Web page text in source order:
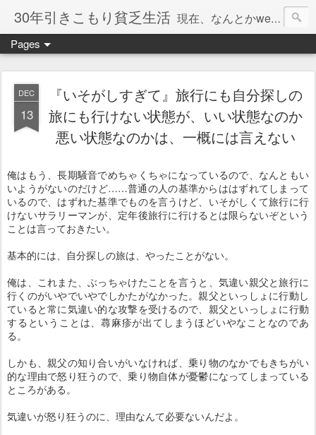
30年引きこもり貧乏生活 現在、なんとかweb系の仕事で食べています。このブログで扱う問題は「この世とはなにか」「人生とはなにか」「人間とはなにか」「強迫神経症の原因と解決法」「うつ病の原因と寄り添う方法」「家族の問題」などについてです。
Pages
DEC
13
『いそがしすぎて』旅行にも自分探しの
旅にも行けない状態が、いい状態なのか
悪い状態なのかは、一概には言えない
俺はもう、長期騒音でめちゃくちゃになっているので、なんともい
いようがないのだけど……普通の人の基準からははずれてしまって
いるので、はずれた基準でものを言うけど、いそがしくて旅行に行
けないサラリーマンが、定年後旅行に行けるとは限らないぞという
ことは言っておきたい。
基本的には、自分探しの旅は、やったことがない。
俺は、これまた、ぶっちゃけたことを言うと、気違い親父と旅行に
行くのがいやでいやでしかたがなかった。親父といっしょに行動し
ていると常に気違い的な攻撃を受けるので、親父といっしょに行動
するということは、蕁麻疹が出てしまうほどいやなことなのであ
る。
しかも、親父の知り合いがいなければ、乗り物のなかでもきちがい
的な理由で怒り狂うので、乗り物自体が憂鬱になってしまっている
ところがある。
気違いが怒り狂うのに、理由なんて必要ないんだよ。